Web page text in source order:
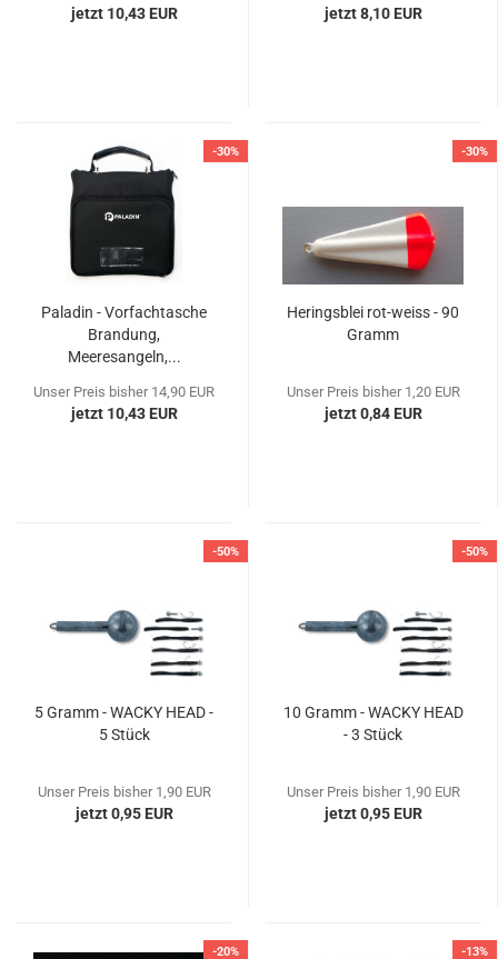
jetzt 10,43 EUR jetzt 8,10 EUR
-30%
Paladin - Vorfachtasche
Brandung,
Meeresangeln,...
Unser Preis bisher 14,90 EUR
jetzt 10,43 EUR
-30%
Heringsblei rot-weiss - 90
Gramm
Unser Preis bisher 1,20 EUR
jetzt 0,84 EUR
-50%
5 Gramm - WACKY HEAD -
5 Stück
Unser Preis bisher 1,90 EUR
jetzt 0,95 EUR
-50%
10 Gramm - WACKY HEAD
- 3 Stück
Unser Preis bisher 1,90 EUR
jetzt 0,95 EUR
-20% -13%